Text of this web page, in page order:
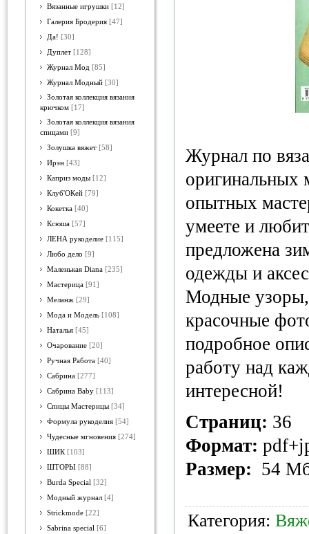
Вязанные игрушки [12]
Галерия Бродерия [47]
Да! [30]
Дуплет [128]
Журнал Мод [85]
Журнал Модный [30]
Золотая коллекция вязания
крючком [17]
Золотая коллекция вязания
спицами [9]
Золушка вяжет [58]
Ирэн [43]
Каприз моды [12]
Клуб'ОКей [79]
Кокетка [40]
Ксюша [57]
ЛЕНА рукоделие [115]
Любо дело [9]
Маленькая Diana [235]
Мастерица [91]
Меланж [29]
Мода и Модель [108]
Наталья [45]
Очарование [20]
Ручная Работа [40]
Сабрина [277]
Сабрина Baby [113]
Спицы Мастерицы [34]
Формула рукоделия [54]
Чудесные мгновения [274]
ШИК [103]
ШТОРЫ [88]
Burda Special [32]
Модный журнал [4]
Strickmode [22]
Sabrina special [6]
Журнал по
оригинальных
опытных
умеете и
предложена
одежды и
Модные узоры,
красочные
подробное
работу над
интересной!
Страниц: 36
Формат:
Размер: 54
Категория: